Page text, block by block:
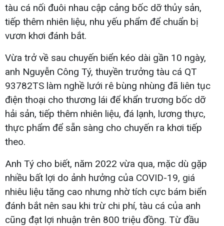
tàu cá nối đuôi nhau cập cảng bốc dỡ thủy sản,
tiếp thêm nhiên liệu, nhu yếu phẩm để chuẩn bị
vươn khơi đánh bắt.
Vừa trở về sau chuyến biển kéo dài gần 10 ngày,
anh Nguyễn Công Tý, thuyền trưởng tàu cá QT
93782TS làm nghề lưới rê bùng nhùng đã liên tục
điện thoại cho thương lái để khẩn trương bốc dỡ
hải sản, tiếp thêm nhiên liệu, đá lạnh, lương thực,
thực phẩm để sẵn sàng cho chuyến ra khơi tiếp
theo.
Anh Tý cho biết, năm 2022 vừa qua, mặc dù gặp
nhiều bất lợi do ảnh hưởng của COVID-19, giá
nhiêu liệu tăng cao nhưng nhờ tích cực bám biển
đánh bắt nên sau khi trừ chi phí, tàu cá của anh
cũng đạt lợi nhuận trên 800 triệu đồng. Từ đầu